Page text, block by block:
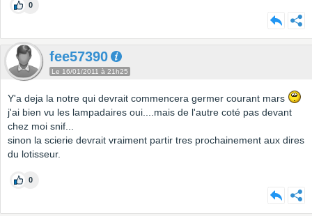
0
fee57390
Le 16/01/2011 à 21h25
Y'a deja la notre qui devrait commencera germer courant mars
j'ai bien vu les lampadaires oui....mais de l'autre coté pas devant
chez moi snif...
sinon la scierie devrait vraiment partir tres prochainement aux dires
du lotisseur.
0